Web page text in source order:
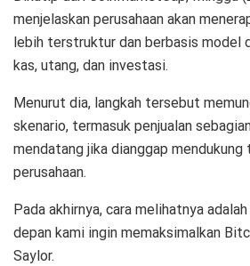
menjelaskan perusahaan akan
lebih terstruktur dan berbasis model
kas, utang, dan investasi.
Menurut dia, langkah tersebut
skenario, termasuk penjualan
mendatang jika dianggap mendukung
perusahaan.
Pada akhirnya, cara melihatnya
depan kami ingin memaksimalkan
Saylor.